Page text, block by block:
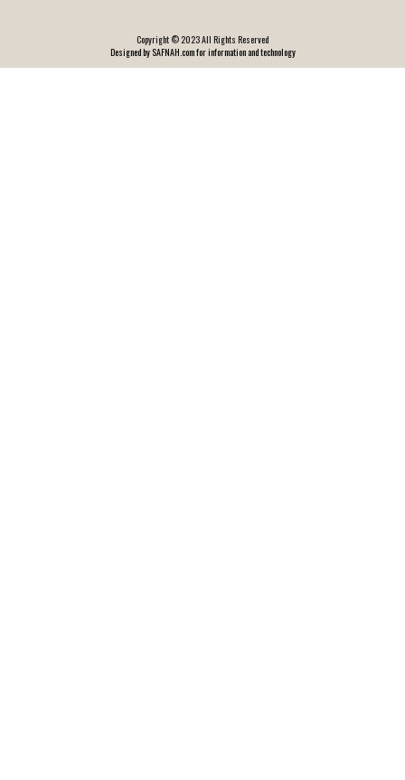
Copyright © 2023 All Rights Reserved
Designed by SAFNAH.com for information and technology